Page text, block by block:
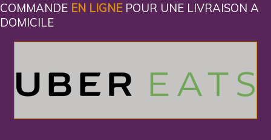
COMMANDE EN LIGNE POUR UNE LIVRAISON A
DOMICILE